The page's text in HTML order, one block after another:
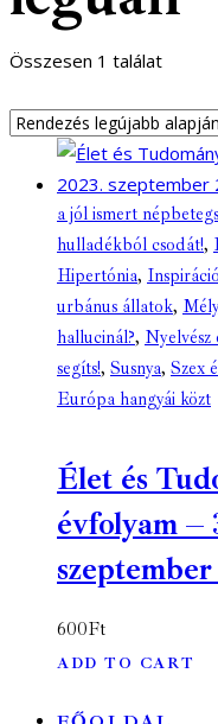
Összesen 1 találat
a jól ismert
hulladékból csodát!,
Hipertónia,
urbánus állatok,
hallucinál?, Nyelvész
segíts!, Susnya, Szex
Európa hangyái közt
Élet és
évfolyam –
600Ft
ADD TO CART